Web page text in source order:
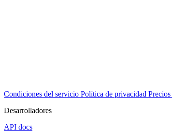
Condiciones del servicio Política de privacidad Precios
Desarrolladores
API docs